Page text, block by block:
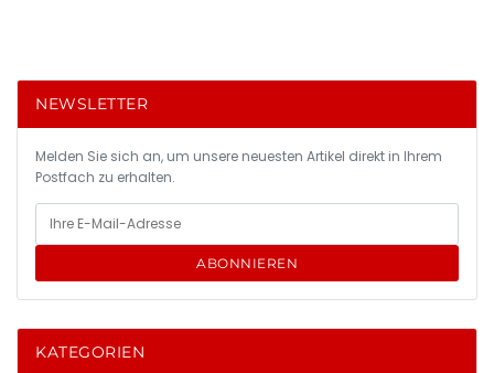
NEWSLETTER
Melden Sie sich an, um unsere neuesten Artikel direkt in Ihrem
Postfach zu erhalten.
ABONNIEREN
KATEGORIEN